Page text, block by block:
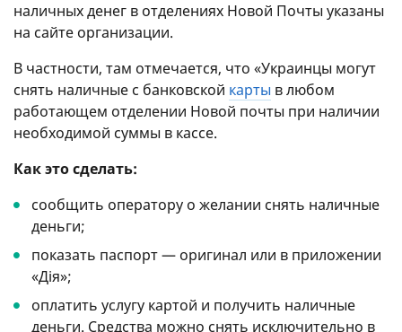
наличных денег в отделениях Новой Почты указаны
на сайте организации.
В частности, там отмечается, что «Украинцы могут
снять наличные с банковской карты в любом
работающем отделении Новой почты при наличии
необходимой суммы в кассе.
Как это сделать:
сообщить оператору о желании снять наличные
деньги;
показать паспорт — оригинал или в приложении
«Дія»;
оплатить услугу картой и получить наличные
деньги. Средства можно снять исключительно в